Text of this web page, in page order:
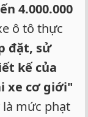
4.000.000
ô tô thực
đặt, sử
kế của
xe cơ giới"
là mức phạt